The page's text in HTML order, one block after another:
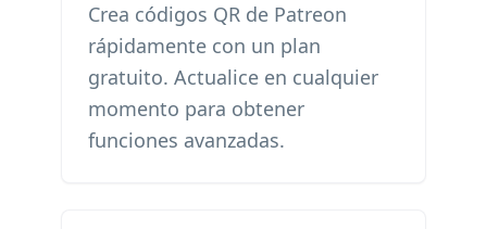
Crea códigos QR de Patreon
rápidamente con un plan
gratuito. Actualice en cualquier
momento para obtener
funciones avanzadas.